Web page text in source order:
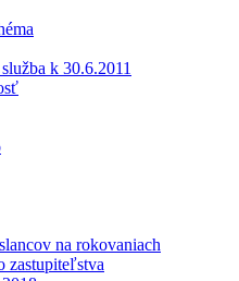
k 30.6.2011
na rokovaniach
zastupiteľstva